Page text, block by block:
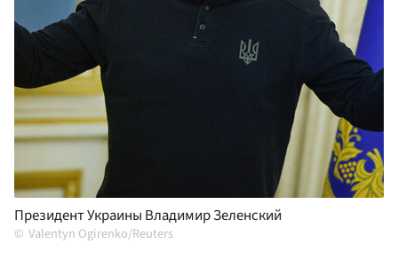
Президент Украины Владимир Зеленский
Valentyn Ogirenko/Reuters